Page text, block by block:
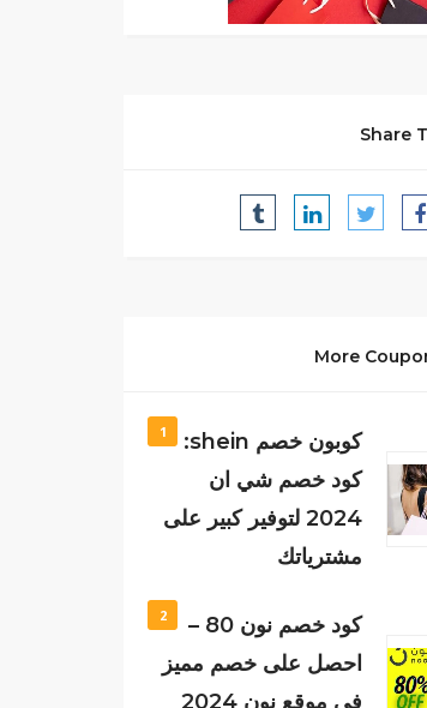
Share
More
1
كوبون خصم shein:
كود خصم شي ان
2024 لتوفير كبير على
مشترياتك
2
كود خصم نون 80 –
احصل على خصم مميز
في موقع نون 2024